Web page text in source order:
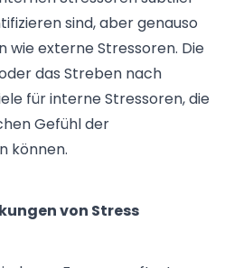
sind, aber genauso
wie externe Stressoren. Die
das Streben nach
für interne Stressoren, die
Gefühl der
können.
von Stress